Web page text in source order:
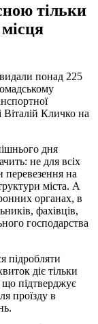
тільки
понад 225
Кличко на
дня
не для всіх
перевезення на
міста. А
органах, в
фахівців,
господарства
підробляти
діє тільки
підтверджує
проїзду в